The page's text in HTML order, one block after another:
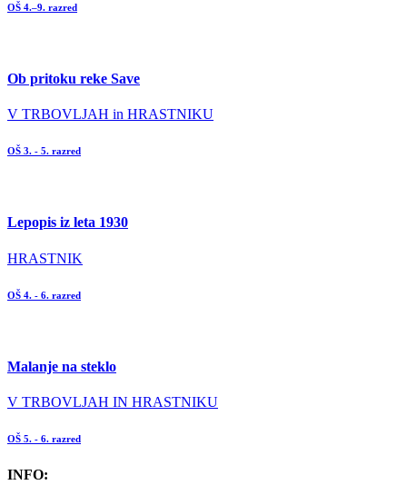
OŠ 4.–9. razred
Ob pritoku reke Save
V TRBOVLJAH in HRASTNIKU
OŠ 3. - 5. razred
Lepopis iz leta 1930
HRASTNIK
OŠ 4. - 6. razred
Malanje na steklo
V TRBOVLJAH IN HRASTNIKU
OŠ 5. - 6. razred
INFO: